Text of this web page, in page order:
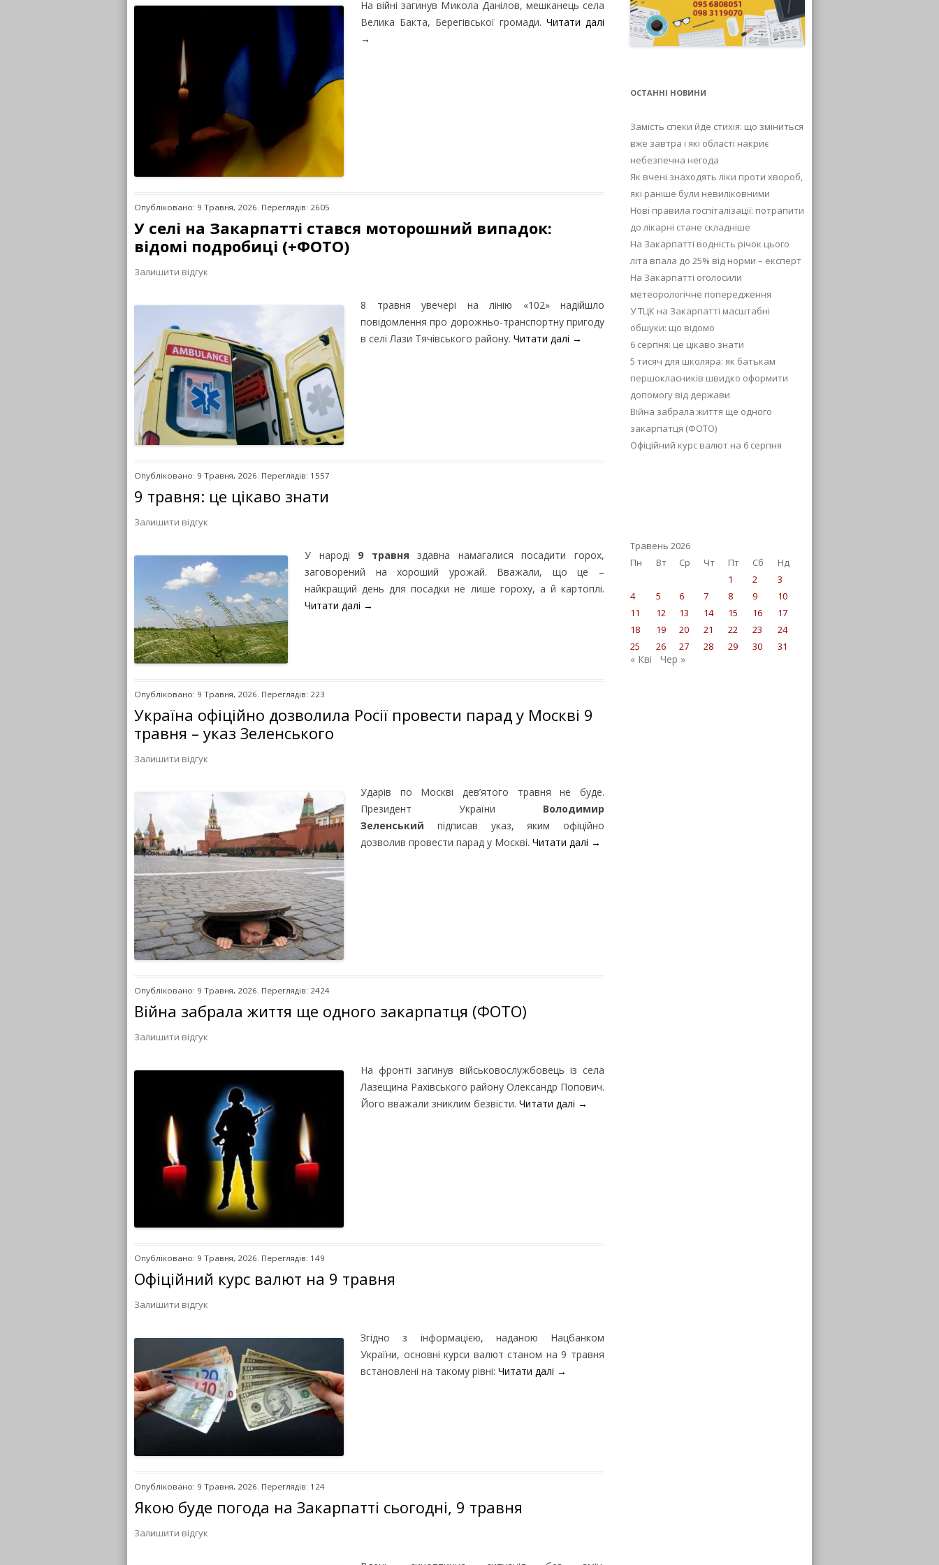
На війні загинув Микола Данілов, мешканець села
Велика Бакта, Берегівської громади. Читати далі
→
Опубліковано: 9 Травня, 2026. Переглядів: 2605
У селі на Закарпатті стався моторошний випадок:
відомі подробиці (+ФОТО)
Залишити відгук
8 травня увечері на лінію «102» надійшло
повідомлення про дорожньо-транспортну пригоду
в селі Лази Тячівського району. Читати далі →
Опубліковано: 9 Травня, 2026. Переглядів: 1557
9 травня: це цікаво знати
Залишити відгук
У народі 9 травня здавна намагалися посадити горох,
заговорений на хороший урожай. Вважали, що це –
найкращий день для посадки не лише гороху, а й картоплі.
Читати далі →
Опубліковано: 9 Травня, 2026. Переглядів: 223
Україна офіційно дозволила Росії провести парад у Москві 9
травня – указ Зеленського
Залишити відгук
Ударів по Москві дев’ятого травня не буде.
Президент України Володимир
Зеленський підписав указ, яким офіційно
дозволив провести парад у Москві. Читати далі →
Опубліковано: 9 Травня, 2026. Переглядів: 2424
Війна забрала життя ще одного закарпатця (ФОТО)
Залишити відгук
На фронті загинув військовослужбовець із села
Лазещина Рахівського району Олександр Попович.
Його вважали зниклим безвісти. Читати далі →
Опубліковано: 9 Травня, 2026. Переглядів: 149
Офіційний курс валют на 9 травня
Залишити відгук
Згідно з інформацією, наданою Нацбанком
України, основні курси валют станом на 9 травня
встановлені на такому рівні: Читати далі →
Опубліковано: 9 Травня, 2026. Переглядів: 124
Якою буде погода на Закарпатті сьогодні, 9 травня
Залишити відгук
ОСТАННІ НОВИНИ
Замість спеки йде стихія: що зміниться
вже завтра і які області накриє
небезпечна негода
Як вчені знаходять ліки проти хвороб,
які раніше були невиліковними
Нові правила госпіталізації: потрапити
до лікарні стане складніше
На Закарпатті водність річок цього
літа впала до 25% від норми – експерт
На Закарпатті оголосили
метеорологічне попередження
У ТЦК на Закарпатті масштабні
обшуки: що відомо
6 серпня: це цікаво знати
5 тисяч для школяра: як батькам
першокласників швидко оформити
допомогу від держави
Війна забрала життя ще одного
закарпатця (ФОТО)
Офіційний курс валют на 6 серпня
Травень 2026
Пн
Вт Ср Чт Пт Сб
Нд
1
2
3
4
5 6 7 8 9
10
11
12 13 14 15 16
17
18
19 20 21 22 23
24
25
26 27 28 29 30 31
« Кві Чер »